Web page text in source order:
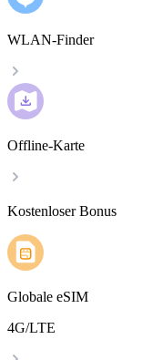
WLAN-Finder
Offline-Karte
Kostenloser Bonus
Globale eSIM
4G/LTE